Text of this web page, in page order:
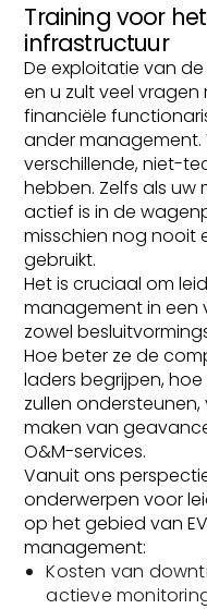
Training voor
infrastructuur
De exploitatie van
en u zult veel
financiële
ander management.
verschillende, niet-
hebben. Zelfs als
actief is in de
misschien nog nooit
gebruikt.
Het is cruciaal om
management in een
zowel
Hoe beter ze de
laders begrijpen,
zullen
maken van
O&M-services.
Vanuit ons
onderwerpen voor
op het gebied van
management:
Kosten van
actieve